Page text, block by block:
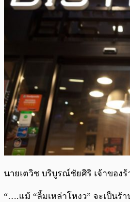
นายเตวิช บริบูรณ์ชัยศิริ เจ้าของร้
“….แม้ “ลิ้มเหล่าโหงว” จะเป็นร้า